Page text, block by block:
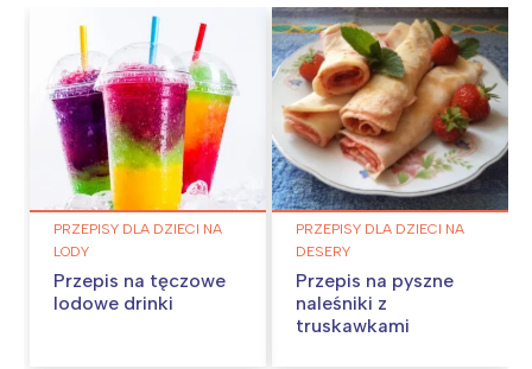
PRZEPISY DLA DZIECI NA
LODY
Przepis na tęczowe
lodowe drinki
PRZEPISY DLA DZIECI NA
DESERY
Przepis na pyszne
naleśniki z
truskawkami